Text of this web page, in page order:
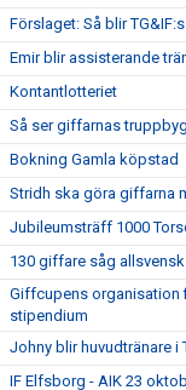
Förslaget: Så blir
Emir blir assisterande
Kontantlotteriet
Så ser giffarnas
Bokning Gamla köpstad
Stridh ska göra giffarna
Jubileumsträff 1000
130 giffare såg
Giffcupens organisation
stipendium
Johny blir huvudtränare i
IF Elfsborg - AIK 23